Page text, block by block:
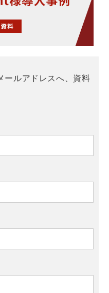
ールアドレスへ、資料